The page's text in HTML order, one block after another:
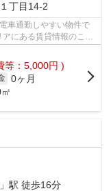
１丁目14-2
車通勤しやすい物件で
にある賃貸情報のこと
等：5,000円 )
0ヶ月
」駅 徒歩16分